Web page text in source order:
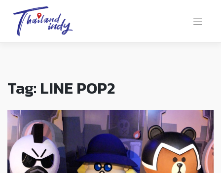
Tag: LINE POP2